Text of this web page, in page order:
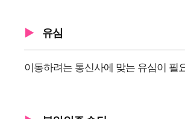
유심
이동하려는 통신사에 맞는 유심이 필